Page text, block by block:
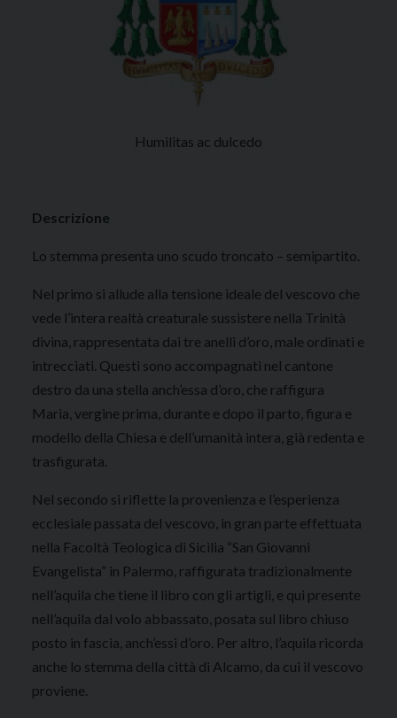
Humilitas ac dulcedo
Descrizione
Lo stemma presenta uno scudo troncato – semipartito.
Nel primo si allude alla tensione ideale del vescovo che
vede l’intera realtà creaturale sussistere nella Trinità
divina, rappresentata dai tre anelli d’oro, male ordinati e
intrecciati. Questi sono accompagnati nel cantone
destro da una stella anch’essa d’oro, che raffigura
Maria, vergine prima, durante e dopo il parto, figura e
modello della Chiesa e dell’umanità intera, già redenta e
trasfigurata.
Nel secondo si riflette la provenienza e l’esperienza
ecclesiale passata del vescovo, in gran parte effettuata
nella Facoltà Teologica di Sicilia “San Giovanni
Evangelista” in Palermo, raffigurata tradizionalmente
nell’aquila che tiene il libro con gli artigli, e qui presente
nell’aquila dal volo abbassato, posata sul libro chiuso
posto in fascia, anch’essi d’oro. Per altro, l’aquila ricorda
anche lo stemma della città di Alcamo, da cui il vescovo
proviene.